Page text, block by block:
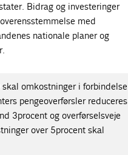
Bidrag og investeringer
med
nationale planer og
omkostninger i forbindelse
pengeoverførsler reduceres
3procent og overførselsveje
over 5procent skal